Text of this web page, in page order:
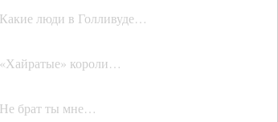
люди в Голливуде…
короли…
брат ты мне…